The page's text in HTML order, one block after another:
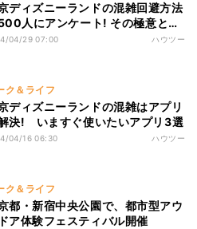
ディズニーランドの混雑回避方法
人にアンケート! その極意と
04/29 07:00 ハウツー
ク＆ライフ
ディズニーランドの混雑はアプリ
決! いますぐ使いたいアプリ3選
04/16 06:30 ハウツー
ク＆ライフ
都・新宿中央公園で、都市型アウ
ア体験フェスティバル開催